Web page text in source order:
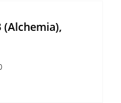
(Alchemia),